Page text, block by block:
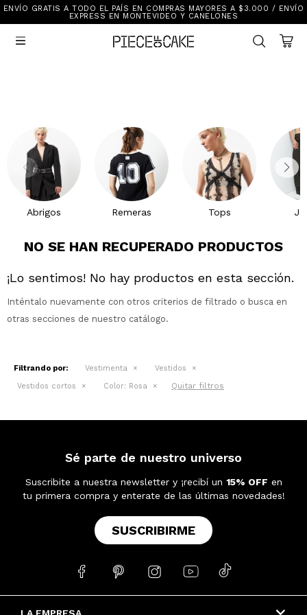
ENVÍO GRATIS A TODO EL PAÍS EN COMPRAS MAYORES A $3.000 / ENVÍO
EXPRESS EN MONTEVIDEO Y CANELONES

Abrigos Remeras Tops
NO SE HAN RECUPERADO PRODUCTOS
¡Lo sentimos! No hay productos en esta sección.
Inténtalo nuevamente con otros criterios de filtrado o busca en
otras secciones de nuestro catálogo.
Filtrando por: Vestimenta
Vestidos
Vestidos cortos
Color: Rosa Quitar filtros
Sé parte de nuestro universo
Suscribite a nuestra newsletter y ¡recibí un 15% OFF en
tu primera compra y enterate de las últimas novedades!
SUSCRIBIRME
    
Sale
New In
Mi cuenta
Ayuda
Ver Todo
Vestimenta